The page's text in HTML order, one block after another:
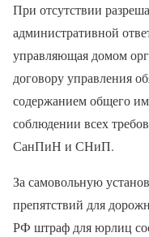
При отсутствии
административной
управляющая домом
договору управления
содержанием общего
соблюдении всех
СанПиН и СНиП.
За самовольную
препятствий для
РФ штраф для юрлиц